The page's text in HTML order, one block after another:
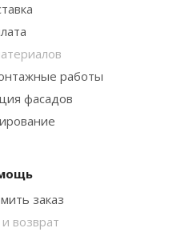
работы
фасадов
заказ
возврат